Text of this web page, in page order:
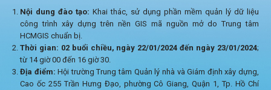
Nội dung đào tạo: Khai thác, sử dụng phần mềm quản lý dữ liệu
công trình xây dựng trên nền GIS mã nguồn mở do Trung tâm
HCMGIS chuẩn bị.
Thời gian: 02 buổi chiều, ngày 22/01/2024 đến ngày 23/01/2024;
từ 14 giờ 00 đến 16 giờ 30.
Địa điểm: Hội trường Trung tâm Quản lý nhà và Giám định xây dựng,
Cao ốc 255 Trần Hưng Đạo, phường Cô Giang, Quận 1, Tp. Hồ Chí